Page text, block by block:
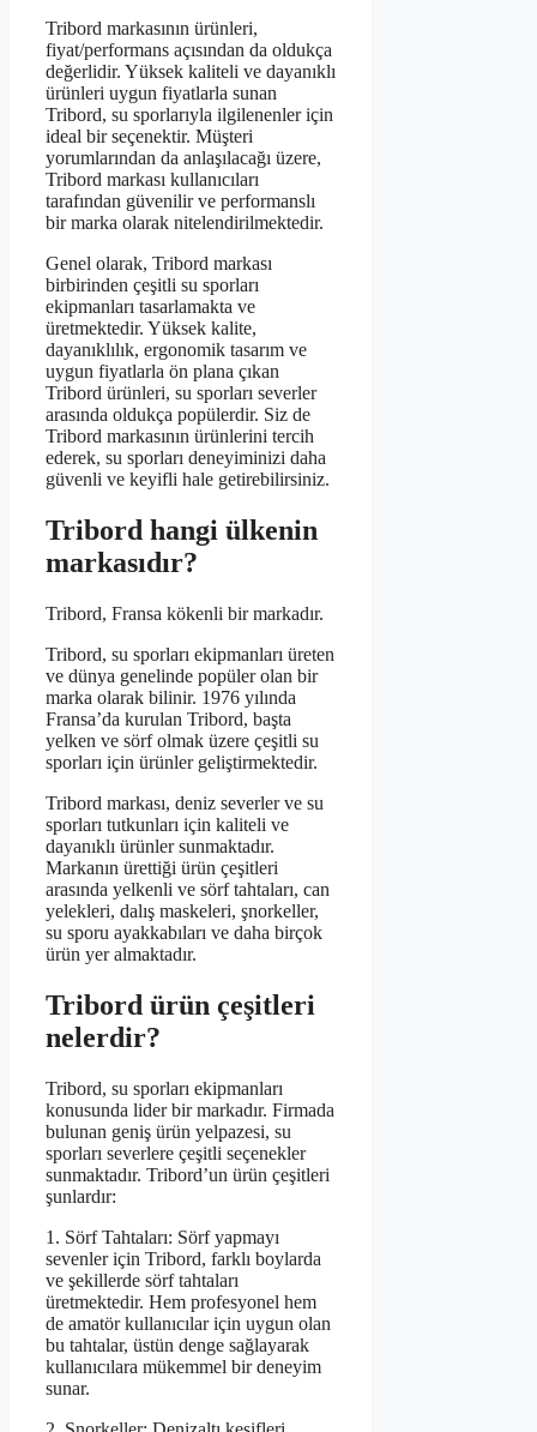
Tribord markasının ürünleri,
fiyat/performans açısından da oldukça
değerlidir. Yüksek kaliteli ve dayanıklı
ürünleri uygun fiyatlarla sunan
Tribord, su sporlarıyla ilgilenenler için
ideal bir seçenektir. Müşteri
yorumlarından da anlaşılacağı üzere,
Tribord markası kullanıcıları
tarafından güvenilir ve performanslı
bir marka olarak nitelendirilmektedir.
Genel olarak, Tribord markası
birbirinden çeşitli su sporları
ekipmanları tasarlamakta ve
üretmektedir. Yüksek kalite,
dayanıklılık, ergonomik tasarım ve
uygun fiyatlarla ön plana çıkan
Tribord ürünleri, su sporları severler
arasında oldukça popülerdir. Siz de
Tribord markasının ürünlerini tercih
ederek, su sporları deneyiminizi daha
güvenli ve keyifli hale getirebilirsiniz.
Tribord hangi ülkenin
markasıdır?
Tribord, Fransa kökenli bir markadır.
Tribord, su sporları ekipmanları üreten
ve dünya genelinde popüler olan bir
marka olarak bilinir. 1976 yılında
Fransa’da kurulan Tribord, başta
yelken ve sörf olmak üzere çeşitli su
sporları için ürünler geliştirmektedir.
Tribord markası, deniz severler ve su
sporları tutkunları için kaliteli ve
dayanıklı ürünler sunmaktadır.
Markanın ürettiği ürün çeşitleri
arasında yelkenli ve sörf tahtaları, can
yelekleri, dalış maskeleri, şnorkeller,
su sporu ayakkabıları ve daha birçok
ürün yer almaktadır.
Tribord ürün çeşitleri
nelerdir?
Tribord, su sporları ekipmanları
konusunda lider bir markadır. Firmada
bulunan geniş ürün yelpazesi, su
sporları severlere çeşitli seçenekler
sunmaktadır. Tribord’un ürün çeşitleri
şunlardır:
1. Sörf Tahtaları: Sörf yapmayı
sevenler için Tribord, farklı boylarda
ve şekillerde sörf tahtaları
üretmektedir. Hem profesyonel hem
de amatör kullanıcılar için uygun olan
bu tahtalar, üstün denge sağlayarak
kullanıcılara mükemmel bir deneyim
sunar.